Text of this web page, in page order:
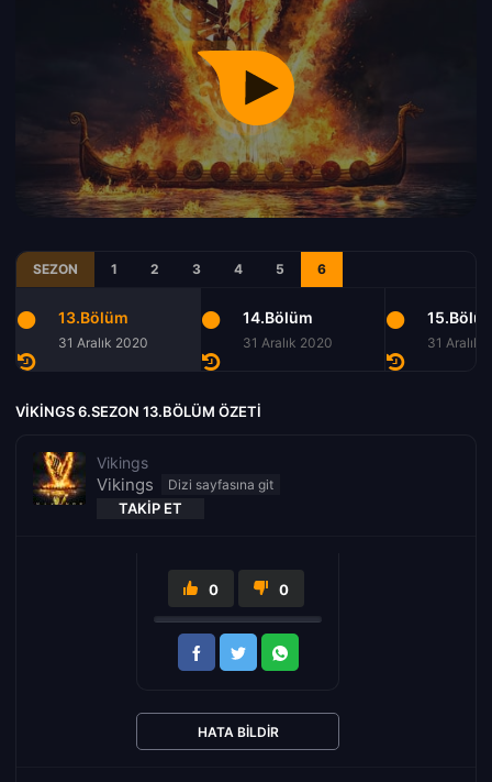
SEZON 1 2 3 4 5 6
13.Bölüm
31 Aralık 2020
14.Bölüm
31 Aralık 2020 31 Aralık
VIKINGS 6.SEZON 13.BÖLÜM ÖZETI
Vikings
Vikings
TAKIP ET
0 0
HATA BILDIR